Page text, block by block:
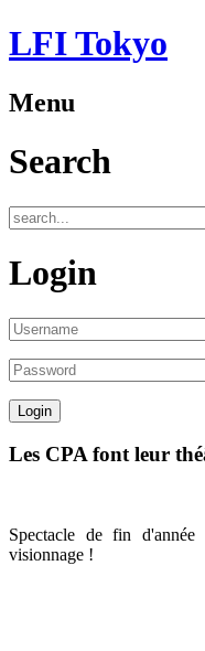
LFI Tokyo
Menu
Search
Login
Les CPA font leur
Spectacle de fin
visionnage !